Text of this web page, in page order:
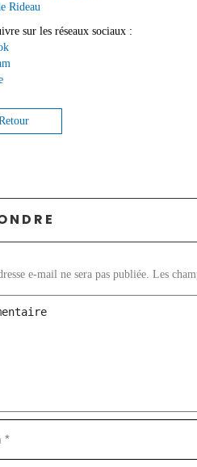
Rideau
sur les réseaux sociaux :
e-mail ne sera pas publiée. Les